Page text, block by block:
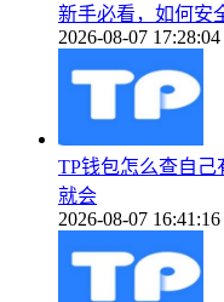
新手必看，如何安
2026-08-07 17:28:04
TP钱包怎么查自
就会
2026-08-07 16:41:16